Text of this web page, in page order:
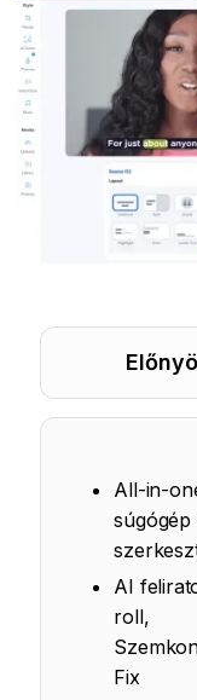
All-in-
súgógép
AI
roll,
Fix